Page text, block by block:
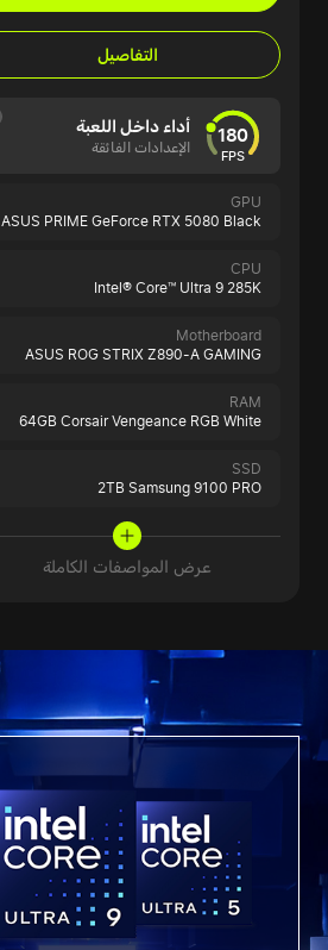
التفاصيل
180
FPS
أداء داخل اللعبة
الإعدادات الفائقة
GPU
ASUS PRIME GeForce RTX 5080 Black
CPU
Intel® Core™ Ultra 9 285K
Motherboard
ASUS ROG STRIX Z890-A GAMING
RAM
64GB Corsair Vengeance RGB White
SSD
2TB Samsung 9100 PRO
عرض المواصفات الكاملة